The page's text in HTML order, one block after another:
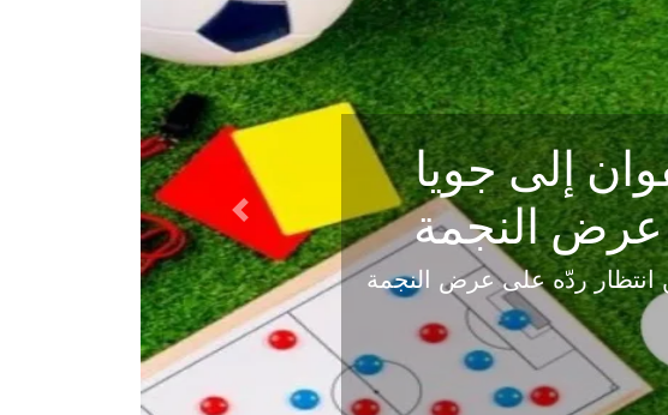
في
الإخاء الأهلي عاليه في
Next